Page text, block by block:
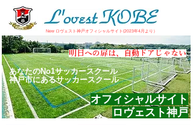
​New ロヴェスト神戸オフィシャルサイト(2023年4月より）
​明日への扉は、自動ドアじゃない
あなたのNo1サッカースクール
神戸市にあるサッカースクール
オフィシャルサイト
ロヴェスト神戸